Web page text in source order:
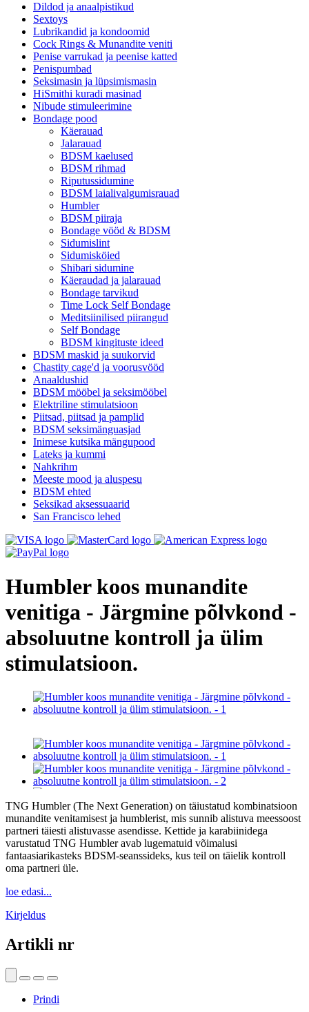
Dildod ja anaalpistikud
Sextoys
Lubrikandid ja kondoomid
Cock Rings & Munandite veniti
Penise varrukad ja peenise katted
Penispumbad
Seksimasin ja lüpsimismasin
HiSmithi kuradi masinad
Nibude stimuleerimine
Bondage pood
Käerauad
Jalarauad
BDSM kaelused
BDSM rihmad
Riputussidumine
BDSM laialivalgumisrauad
Humbler
BDSM piiraja
Bondage vööd & BDSM
Sidumislint
Sidumisköied
Shibari sidumine
Käeraudad ja jalarauad
Bondage tarvikud
Time Lock Self Bondage
Meditsiinilised piirangud
Self Bondage
BDSM kingituste ideed
BDSM maskid ja suukorvid
Chastity cage'd ja voorusvööd
Anaaldushid
BDSM mööbel ja seksimööbel
Elektriline stimulatsioon
Piitsad, piitsad ja pamplid
BDSM seksimänguasjad
Inimese kutsika mängupood
Lateks ja kummi
Nahkrihm
Meeste mood ja aluspesu
BDSM ehted
Seksikad aksessuaarid
San Francisco lehed
Humbler koos munandite
venitiga - Järgmine põlvkond -
absoluutne kontroll ja ülim
stimulatsioon.
TNG Humbler (The Next Generation) on täiustatud kombinatsioon
munandite venitamisest ja humblerist, mis sunnib alistuva meessoost
partneri täiesti alistuvasse asendisse. Kettide ja karabiinidega
varustatud TNG Humbler avab lugematuid võimalusi
fantaasiarikasteks BDSM-seanssideks, kus teil on täielik kontroll
oma partneri üle.
loe edasi...
Kirjeldus
Artikli nr
Prindi